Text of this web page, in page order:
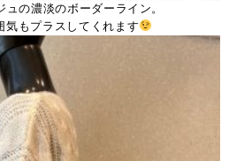
の濃淡のボーダーライン。
気もプラスしてくれます